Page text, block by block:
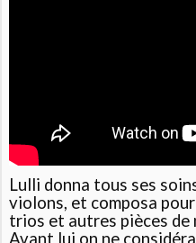
Lulli donna tous ses
violons, et composa
trios et autres pièces de
Avant lui on ne